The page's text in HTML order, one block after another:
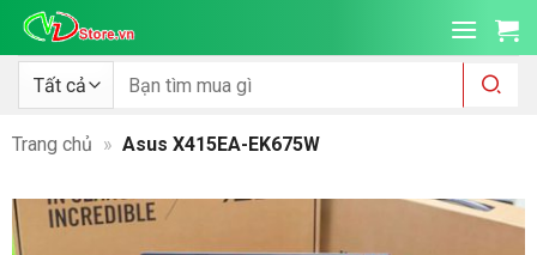
qua
dung
Tìm
kiếm:
Trang chủ » Asus X415EA-EK675W